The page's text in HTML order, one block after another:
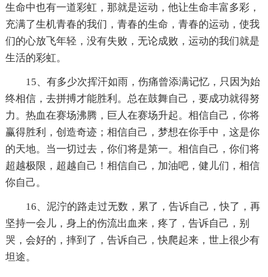
生命中也有一道彩虹，那就是运动，他让生命丰富多彩，
充满了生机青春的我们，青春的生命，青春的运动，使我
们的心放飞年轻，没有失败，无论成败，运动的我们就是
生活的彩虹。
15、有多少次挥汗如雨，伤痛曾添满记忆，只因为始
终相信，去拼搏才能胜利。总在鼓舞自己，要成功就得努
力。热血在赛场沸腾，巨人在赛场升起。相信自己，你将
赢得胜利，创造奇迹；相信自己，梦想在你手中，这是你
的天地。当一切过去，你们将是第一。相信自己，你们将
超越极限，超越自己！相信自己，加油吧，健儿们，相信
你自己。
16、泥泞的路走过无数，累了，告诉自己，快了，再
坚持一会儿，身上的伤流出血来，疼了，告诉自己，别
哭，会好的，摔到了，告诉自己，快爬起来，世上很少有
坦途。